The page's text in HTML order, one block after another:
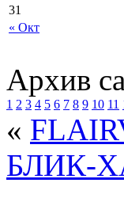
« Окт
31
Архив
1 2 3 4 5 6 7 8 9 10 11
«
БЛИК-